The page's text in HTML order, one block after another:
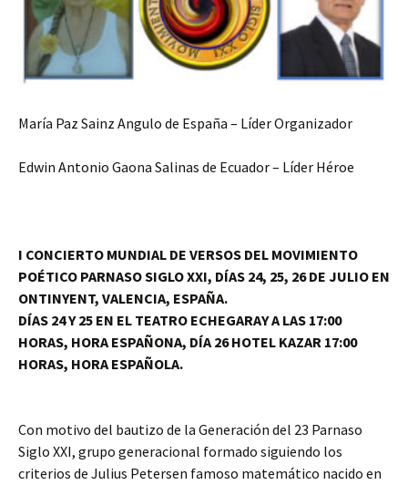
María Paz Sainz Angulo de España – Líder Organizador
Edwin Antonio Gaona Salinas de Ecuador – Líder Héroe
I CONCIERTO MUNDIAL DE VERSOS DEL MOVIMIENTO
POÉTICO PARNASO SIGLO XXI, DÍAS 24, 25, 26 DE JULIO EN
ONTINYENT, VALENCIA, ESPAÑA.
DÍAS 24 Y 25 EN EL TEATRO ECHEGARAY A LAS 17:00
HORAS, HORA ESPAÑONA, DÍA 26 HOTEL KAZAR 17:00
HORAS, HORA ESPAÑOLA.
Con motivo del bautizo de la Generación del 23 Parnaso
Siglo XXI, grupo generacional formado siguiendo los
criterios de Julius Petersen famoso matemático nacido en